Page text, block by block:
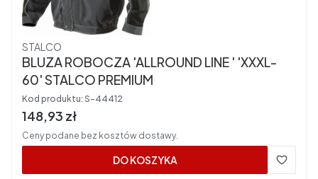
Producent
STALCO
BLUZA ROBOCZA 'ALLROUND LINE ' 'XXXL-
60' STALCO PREMIUM
Kod produktu: S-44412
Cena brutto
148,93 zł
Ceny podane bez kosztów dostawy.
DO KOSZYKA